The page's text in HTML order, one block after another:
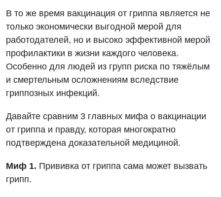
Вакансии
Мероприятия БПР
Интернатура
Энциклопедия
Программа лояльности
Отзывы
Диагностика
Ангиографические исследования
Диагностическое отделение
Инструментальная диагностика
Компьютерная томография
Маммография
Гинекологическое отделение
Дневной стационар
Онкологическое отделение
Отдел госпитализации
В то же время вакцинация от гриппа является не
только экономически выгодной мерой для
работодателей, но и высоко эффективной мерой
профилактики в жизни каждого человека.
Особенно для людей из групп риска по тяжёлым
и смертельным осложнениям вследствие
гриппозных инфекций.
Давайте сравним 3 главных мифа о вакцинации
от гриппа и правду, которая многократно
подтверждена доказательной медициной.
Миф 1. Прививка от гриппа сама может вызвать
грипп.